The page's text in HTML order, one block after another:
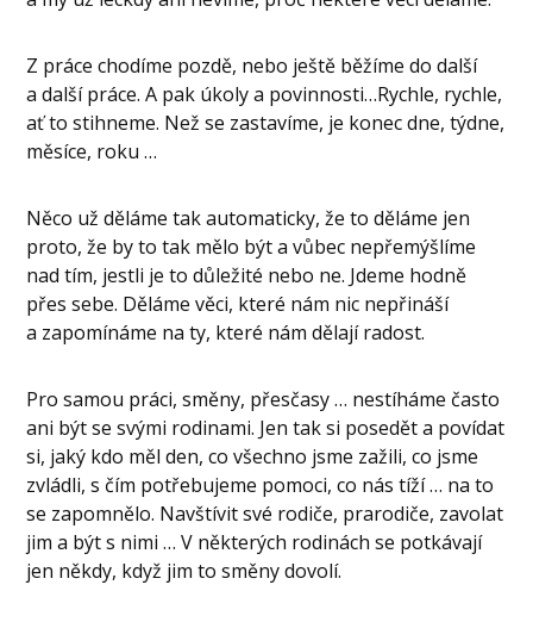
Z práce chodíme pozdě, nebo ještě běžíme do další
a další práce. A pak úkoly a povinnosti…Rychle, rychle,
ať to stihneme. Než se zastavíme, je konec dne, týdne,
měsíce, roku …
Něco už děláme tak automaticky, že to děláme jen
proto, že by to tak mělo být a vůbec nepřemýšlíme
nad tím, jestli je to důležité nebo ne. Jdeme hodně
přes sebe. Děláme věci, které nám nic nepřináší
a zapomínáme na ty, které nám dělají radost.
Pro samou práci, směny, přesčasy … nestíháme často
ani být se svými rodinami. Jen tak si posedět a povídat
si, jaký kdo měl den, co všechno jsme zažili, co jsme
zvládli, s čím potřebujeme pomoci, co nás tíží … na to
se zapomnělo. Navštívit své rodiče, prarodiče, zavolat
jim a být s nimi … V některých rodinách se potkávají
jen někdy, když jim to směny dovolí.